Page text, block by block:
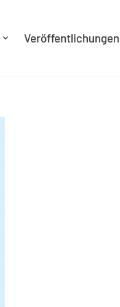
Veröffentlichungen